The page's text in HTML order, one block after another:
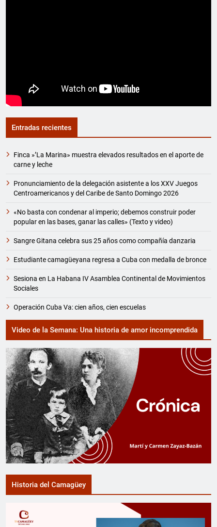
Entradas recientes
Finca »’La Marina» muestra elevados resultados en el aporte de
carne y leche
Pronunciamiento de la delegación asistente a los XXV Juegos
Centroamericanos y del Caribe de Santo Domingo 2026
«No basta con condenar al imperio; debemos construir poder
popular en las bases, ganar las calles» (Texto y video)
Sangre Gitana celebra sus 25 años como compañía danzaria
Estudiante camagüeyana regresa a Cuba con medalla de bronce
Sesiona en La Habana IV Asamblea Continental de Movimientos
Sociales
Operación Cuba Va: cien años, cien escuelas
Video de la Semana: Una historia de amor incomprendida
Historia del Camagüey